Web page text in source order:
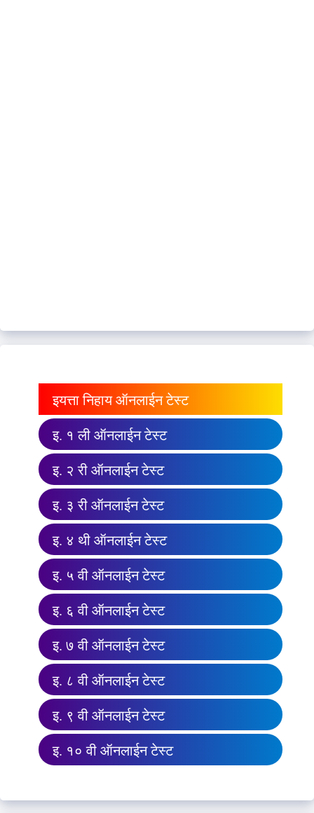
इयत्ता निहाय ऑनलाईन टेस्ट
इ. १ ली ऑनलाईन टेस्ट
इ. २ री ऑनलाईन टेस्ट
इ. ३ री ऑनलाईन टेस्ट
इ. ४ थी ऑनलाईन टेस्ट
इ. ५ वी ऑनलाईन टेस्ट
इ. ६ वी ऑनलाईन टेस्ट
इ. ७ वी ऑनलाईन टेस्ट
इ. ८ वी ऑनलाईन टेस्ट
इ. ९ वी ऑनलाईन टेस्ट
इ. १० वी ऑनलाईन टेस्ट